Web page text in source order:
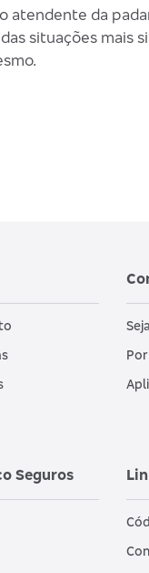
atendente da
situações mais
Seguros